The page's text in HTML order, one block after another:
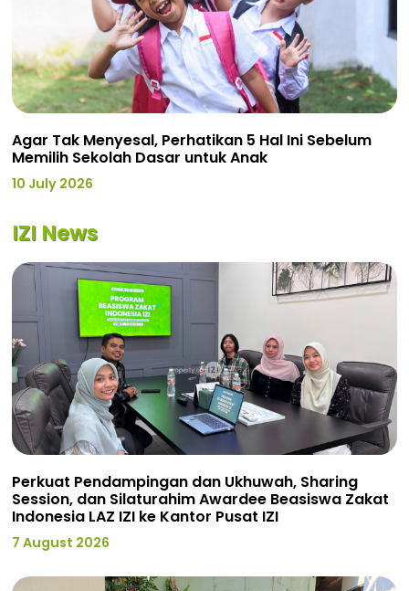
Agar Tak Menyesal, Perhatikan 5 Hal Ini Sebelum
Memilih Sekolah Dasar untuk Anak
10 July 2026
IZI News
Perkuat Pendampingan dan Ukhuwah, Sharing
Session, dan Silaturahim Awardee Beasiswa Zakat
Indonesia LAZ IZI ke Kantor Pusat IZI
7 August 2026